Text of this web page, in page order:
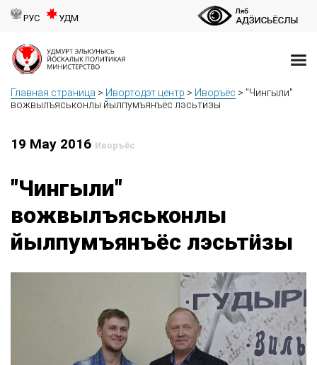
РУС УДМ
Главная страница > Ивортодэт центр > Иворъёс > "Чингыли"
вожвылъяськонлы йылпумъянъёс лэсьтӥзы
19 May 2016 Иворъёс
"Чингыли"
вожвылъяськонлы
йылпумъянъёс лэсьтӥзы